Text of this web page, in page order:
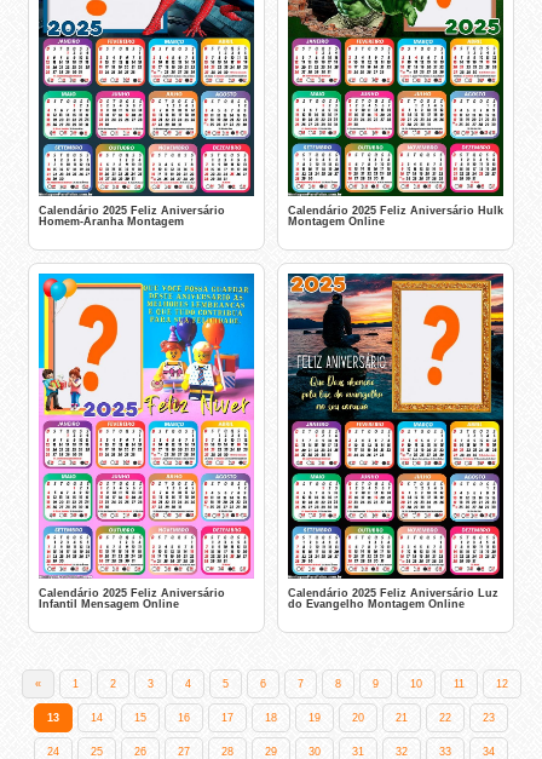
Calendário 2025 Feliz Aniversário
Homem-Aranha Montagem
Calendário 2025 Feliz Aniversário Hulk
Montagem Online
Calendário 2025 Feliz Aniversário
Infantil Mensagem Online
Calendário 2025 Feliz Aniversário Luz
do Evangelho Montagem Online
« 1 2 3 4 5 6 7 8 9 10 11 12
13 14 15 16 17 18 19 20 21 22 23
24 25 26 27 28 29 30 31 32 33 34